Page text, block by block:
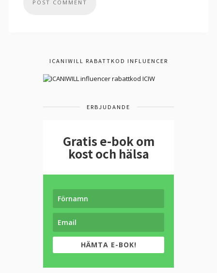
ICANIWILL RABATTKOD INFLUENCER
ERBJUDANDE
Gratis e-bok om
kost och hälsa
HÄMTA E-BOK!